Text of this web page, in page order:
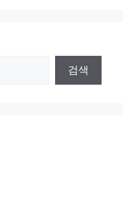
검색